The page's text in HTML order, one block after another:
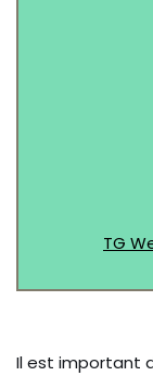
TG
Il est important